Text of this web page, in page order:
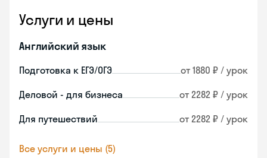
Услуги и цены
Английский язык
Подготовка к ЕГЭ/ОГЭ от 1880 ₽ / урок
Деловой - для бизнеса от 2282 ₽ / урок
Для путешествий от 2282 ₽ / урок
Все услуги и цены (5)